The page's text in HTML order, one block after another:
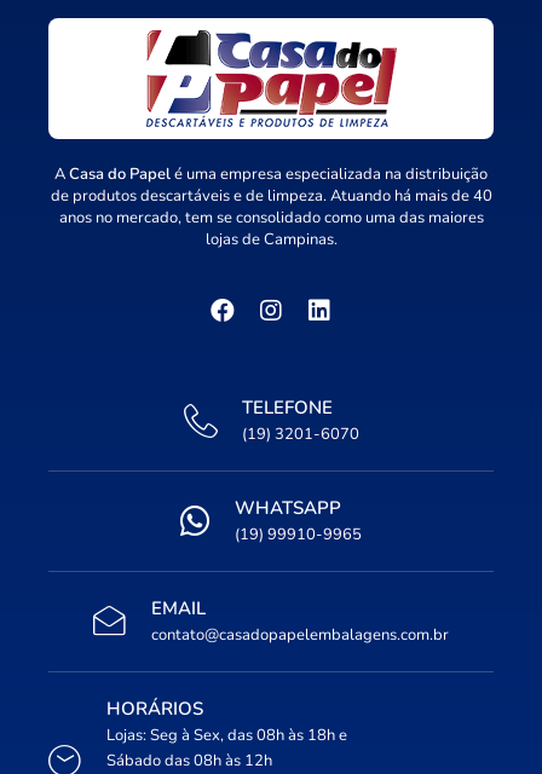
ACasa do Papelé uma empresa especializada na distribuição
de produtos descartáveis e de limpeza. Atuando há mais de 40
anos no mercado, tem se consolidado como uma das maiores
lojas de Campinas.
TELEFONE
(19) 3201-6070
WHATSAPP
(19) 99910-9965
EMAIL
contato@casadopapelembalagens.com.br
HORÁRIOS
Lojas: Seg à Sex, das 08h às 18h e
Sábado das 08h às 12h